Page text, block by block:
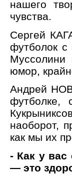
нашего
чувства.
Сергей
футболок с
Муссолини
юмор,
Андрей
футболке,
наоборот,
как мы их
- Как у
— это